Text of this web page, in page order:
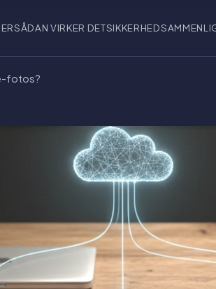
SÅDAN VIRKER DETSIKKERHED
fotos?